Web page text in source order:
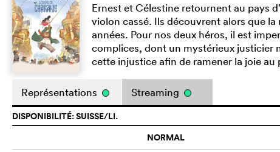
Ernest et Célestine retournent au pays
violon cassé. Ils découvrent alors que
années. Pour nos deux héros, il est
complices, dont un mystérieux justicier
cette injustice afin de ramener la joie au
Représentations Streaming
DISPONIBILITÉ: SUISSE/LI.
NORMAL